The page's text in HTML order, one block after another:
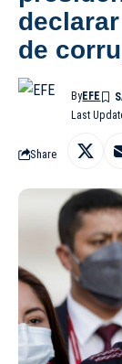
de
Last
ByEFE
Share